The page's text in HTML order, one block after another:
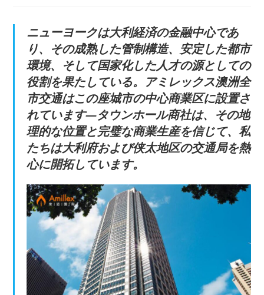
ニューヨークは大利経済の金融中心であ
り、その成熟した管制構造、安定した都市
環境、そして国家化した人才の源としての
役割を果たしている。アミレックス澳洲全
市交通はこの座城市の中心商業区に設置さ
れています—タウンホール商社は、その地
理的な位置と完璧な商業生産を信じて、私
たちは大利府および侠太地区の交通局を熱
心に開拓しています。